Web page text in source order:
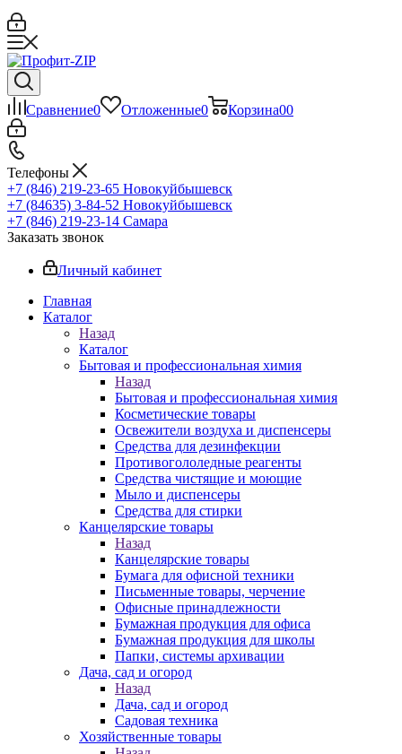
Сравнение0 Отложенные0 Корзина00
Телефоны
+7 (846) 219-23-65 Новокуйбышевск
+7 (84635) 3-84-52 Новокуйбышевск
+7 (846) 219-23-14 Самара
Заказать звонок
Личный кабинет
Главная
Каталог
Назад
Каталог
Бытовая и профессиональная химия
Назад
Бытовая и профессиональная химия
Косметические товары
Освежители воздуха и диспенсеры
Средства для дезинфекции
Противогололедные реагенты
Средства чистящие и моющие
Мыло и диспенсеры
Средства для стирки
Канцелярские товары
Назад
Канцелярские товары
Бумага для офисной техники
Письменные товары, черчение
Офисные принадлежности
Бумажная продукция для офиса
Бумажная продукция для школы
Папки, системы архивации
Дача, сад и огород
Назад
Дача, сад и огород
Садовая техника
Хозяйственные товары